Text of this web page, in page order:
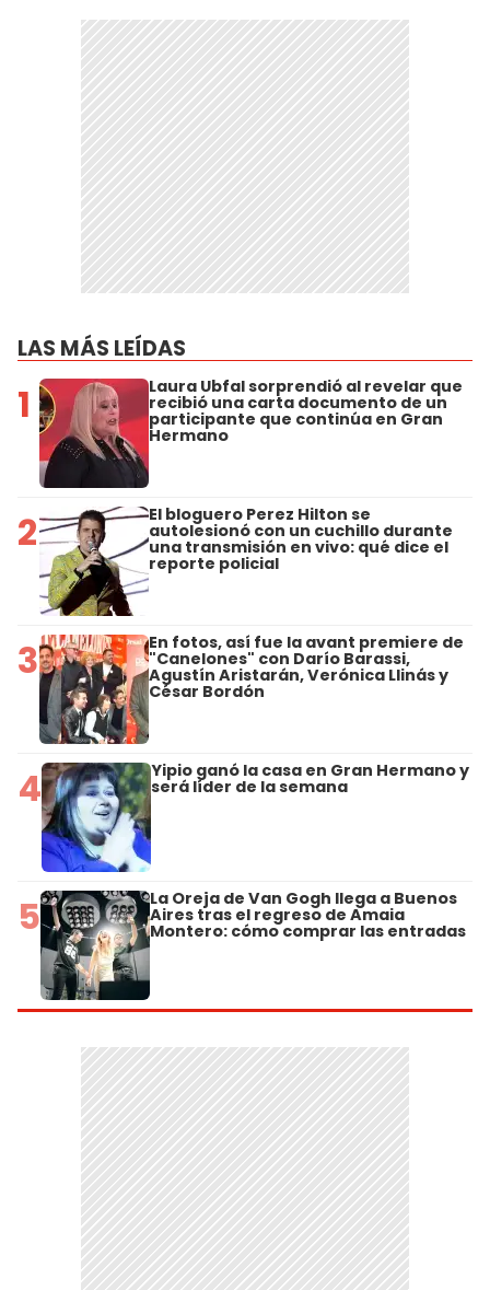
LAS MÁS LEÍDAS
1 Laura Ubfal sorprendió al revelar que
recibió una carta documento de un
participante que continúa en Gran
Hermano
2 El bloguero Perez Hilton se
autolesionó con un cuchillo durante
una transmisión en vivo: qué dice el
reporte policial
3 En fotos, así fue la avant premiere de
"Canelones" con Darío Barassi,
Agustín Aristarán, Verónica Llinás y
César Bordón
4 Yipio ganó la casa en Gran Hermano y
será líder de la semana
5 La Oreja de Van Gogh llega a Buenos
Aires tras el regreso de Amaia
Montero: cómo comprar las entradas